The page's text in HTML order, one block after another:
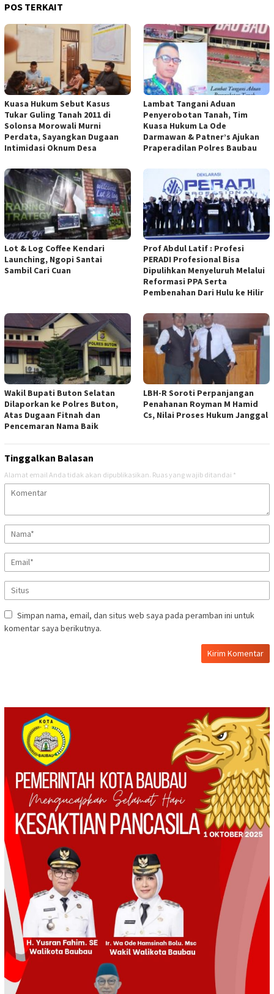
POS TERKAIT
Kuasa Hukum Sebut Kasus
Tukar Guling Tanah 2011 di
Solonsa Morowali Murni
Perdata, Sayangkan Dugaan
Intimidasi Oknum Desa
Lambat Tangani Aduan
Penyerobotan Tanah, Tim
Kuasa Hukum La Ode
Darmawan & Patner’s Ajukan
Praperadilan Polres Baubau
Lot & Log Coffee Kendari
Launching, Ngopi Santai
Sambil Cari Cuan
Prof Abdul Latif : Profesi
PERADI Profesional Bisa
Dipulihkan Menyeluruh Melalui
Reformasi PPA Serta
Pembenahan Dari Hulu ke Hilir
Wakil Bupati Buton Selatan
Dilaporkan ke Polres Buton,
Atas Dugaan Fitnah dan
Pencemaran Nama Baik
LBH-R Soroti Perpanjangan
Penahanan Royman M Hamid
Cs, Nilai Proses Hukum Janggal
Tinggalkan Balasan
Alamat email Anda tidak akan dipublikasikan. Ruas yang wajib ditandai *
Simpan nama, email, dan situs web saya pada peramban ini untuk
komentar saya berikutnya.